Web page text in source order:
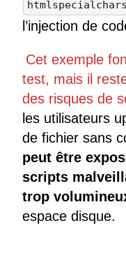
htmlspecialchars
l’injection de
Cet exemple
test, mais il
des risques de
les utilisateurs
de fichier sans
peut être
scripts
trop
espace disque.